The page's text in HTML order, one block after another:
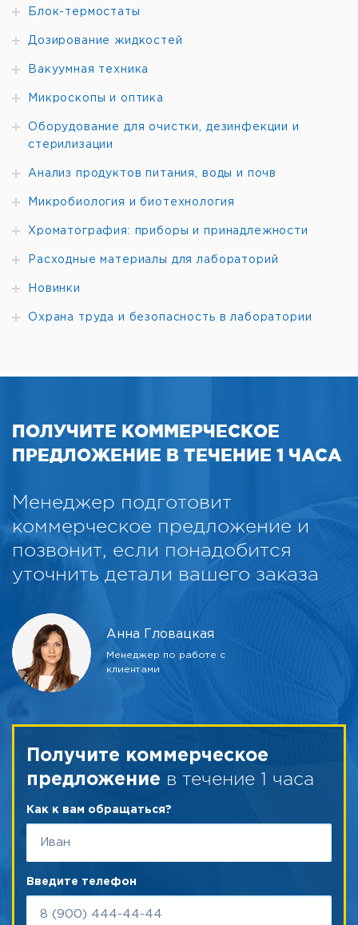
Блок-термостаты
Дозирование жидкостей
Вакуумная техника
Микроскопы и оптика
Оборудование для очистки, дезинфекции и
стерилизации
Анализ продуктов питания, воды и почв
Микробиология и биотехнология
Хроматография: приборы и принадлежности
Расходные материалы для лабораторий
Новинки
Охрана труда и безопасность в лаборатории
ПОЛУЧИТЕ КОММЕРЧЕСКОЕ
ПРЕДЛОЖЕНИЕ В ТЕЧЕНИЕ 1 ЧАСА
Менеджер подготовит
коммерческое предложение и
позвонит, если понадобится
уточнить детали вашего заказа
Анна Гловацкая
Менеджер по работе с
клиентами
Получите коммерческое
предложение в течение 1 часа
Как к вам обращаться?
Введите телефон